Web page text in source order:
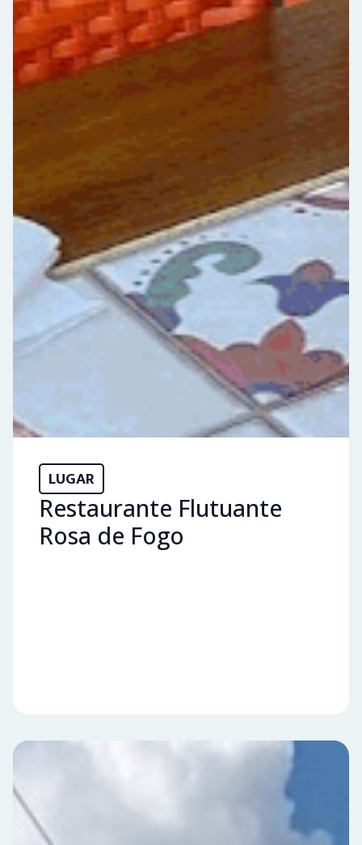
LUGAR
Restaurante Flutuante
Rosa de Fogo